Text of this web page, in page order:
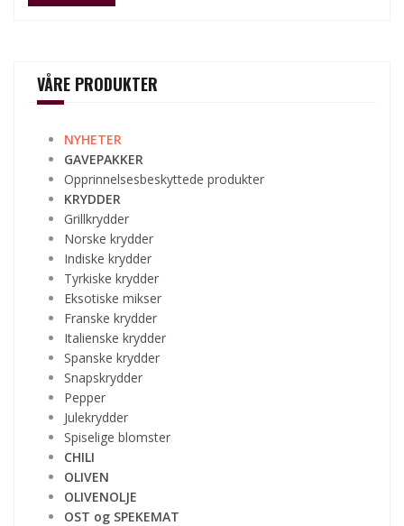
VÅRE PRODUKTER
NYHETER
GAVEPAKKER
Opprinnelsesbeskyttede produkter
KRYDDER
Grillkrydder
Norske krydder
Indiske krydder
Tyrkiske krydder
Eksotiske mikser
Franske krydder
Italienske krydder
Spanske krydder
Snapskrydder
Pepper
Julekrydder
Spiselige blomster
CHILI
OLIVEN
OLIVENOLJE
OST og SPEKEMAT